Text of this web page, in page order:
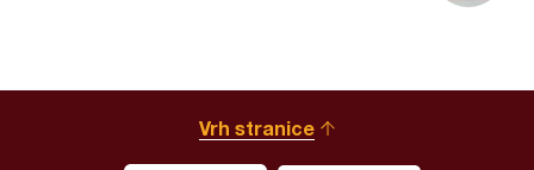
Vrh stranice